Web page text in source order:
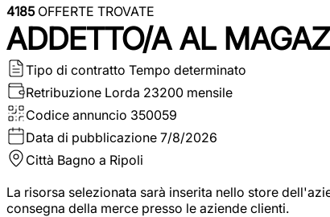
4185OFFERTE TROVATE
ADDETTO/A AL
Tipo di contratto Tempo determinato
Retribuzione Lorda 23200 mensile
Codice annuncio 350059
Data di pubblicazione 7/8/2026
Città Bagno a Ripoli
La risorsa selezionata sarà inserita nello store
consegna della merce presso le aziende clienti.